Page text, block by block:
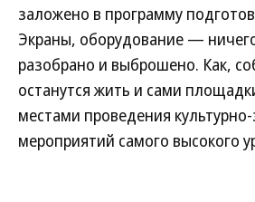
заложено в программу
Экраны, оборудование —
разобрано и выброшено. Как,
останутся жить и сами
местами проведения
мероприятий самого высокого